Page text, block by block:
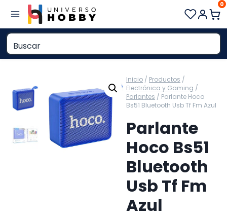
contenido
0
Inicio / Productos /
Electrónica y Gaming /
Parlantes / Parlante Hoco
Bs51 Bluetooth Usb Tf Fm Azul
Parlante
Hoco Bs51
Bluetooth
Usb Tf Fm
Azul